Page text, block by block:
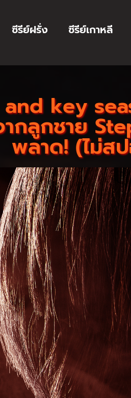
ซีรีย์ฝรั่ง ซีรีย์เกาหลี
key
กลูกชาย
พลาด! (ไม่ส